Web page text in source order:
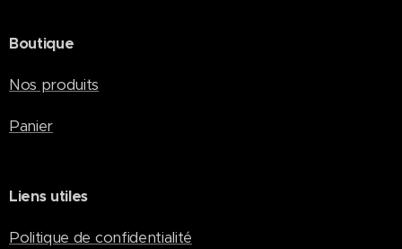
Boutique
Nos produits
Panier
Liens utiles
Politique de confidentialité